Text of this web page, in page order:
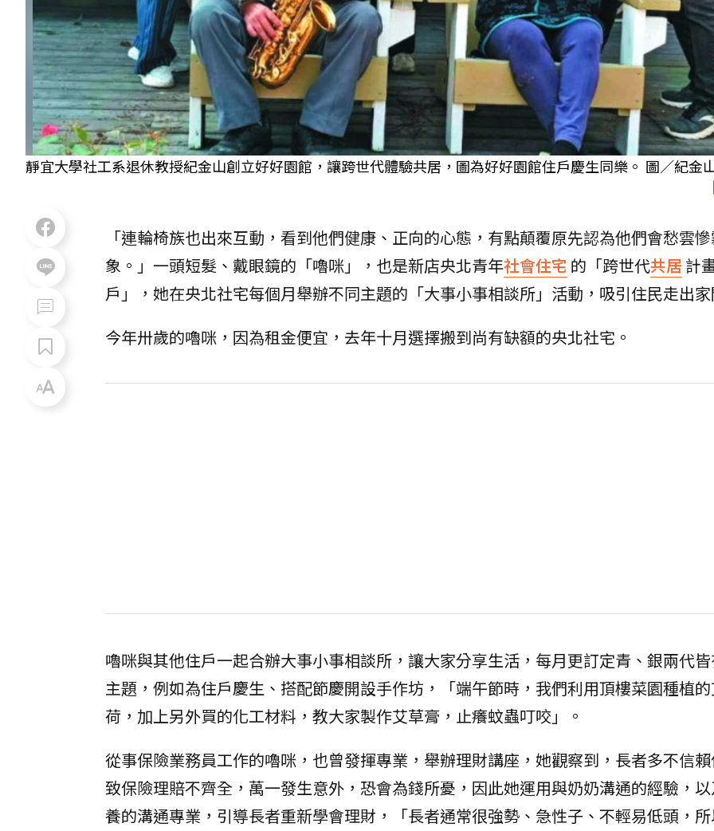
靜宜大學社工系退休教授紀金山創立好好園館，讓跨世代體驗共居，圖為好好園館住戶慶生同樂。 圖／紀金
「連輪椅族也出來互動，看到他們健康、正向的心態，有點顛覆原先認為他們會愁雲
象。」一頭短髮、戴眼鏡的「嚕咪」，也是新店央北青年社會住宅 的「跨世代共居計
戶」，她在央北社宅每個月舉辦不同主題的「大事小事相談所」活動，吸引住民走出
今年卅歲的嚕咪，因為租金便宜，去年十月選擇搬到尚有缺額的央北社宅。
嚕咪與其他住戶一起合辦大事小事相談所，讓大家分享生活，每月更訂定青、銀兩代
主題，例如為住戶慶生、搭配節慶開設手作坊，「端午節時，我們利用頂樓菜園種植
荷，加上另外買的化工材料，教大家製作艾草膏，止癢蚊蟲叮咬」。
從事保險業務員工作的嚕咪，也曾發揮專業，舉辦理財講座，她觀察到，長者多不信
致保險理賠不齊全，萬一發生意外，恐會為錢所憂，因此她運用與奶奶溝通的經驗，
養的溝通專業，引導長者重新學會理財，「長者通常很強勢、急性子、不輕易低頭，